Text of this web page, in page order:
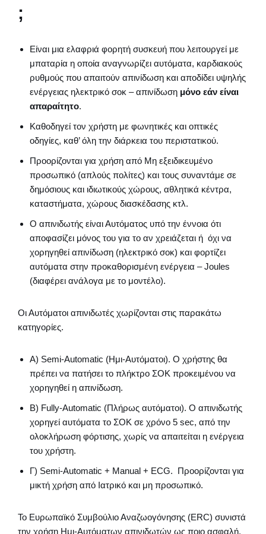
;
Eίναι μια ελαφριά φορητή συσκευή που λειτουργεί με
μπαταρία η οποία αναγνωρίζει αυτόματα, καρδιακούς
ρυθμούς που απαιτούν απινίδωση και αποδίδει υψηλής
ενέργειας ηλεκτρικό σοκ – απινίδωση μόνο εάν είναι
απαραίτητο.
Καθοδηγεί τον χρήστη με φωνητικές και οπτικές
οδηγίες, καθ’ όλη την διάρκεια του περιστατικού.
Προορίζονται για χρήση από Μη εξειδικευμένο
προσωπικό (απλούς πολίτες) και τους συναντάμε σε
δημόσιους και ιδιωτικούς χώρους, αθλητικά κέντρα,
καταστήματα, χώρους διασκέδασης κτλ.
Ο απινιδωτής είναι Αυτόματος υπό την έννοια ότι
αποφασίζει μόνος του για το αν χρειάζεται ή όχι να
χορηγηθεί απινίδωση (ηλεκτρικό σοκ) και φορτίζει
αυτόματα στην προκαθορισμένη ενέργεια – Joules
(διαφέρει ανάλογα με το μοντέλο).
Οι Αυτόματοι απινιδωτές χωρίζονται στις παρακάτω
κατηγορίες.
Α) Semi-Automatic (Ημι-Αυτόματοι). Ο χρήστης θα
πρέπει να πατήσει το πλήκτρο ΣΟΚ προκειμένου να
χορηγηθεί η απινίδωση.
Β) Fully-Automatic (Πλήρως αυτόματοι). Ο απινιδωτής
χορηγεί αυτόματα το ΣΟΚ σε χρόνο 5 sec, από την
ολοκλήρωση φόρτισης, χωρίς να απαιτείται η ενέργεια
του χρήστη.
Γ) Semi-Automatic + Manual + ECG. Προορίζονται για
μικτή χρήση από Ιατρικό και μη προσωπικό.
Το Ευρωπαϊκό Συμβούλιο Αναζωογόνησης (ERC) συνιστά
την χρήση Ημι-Αυτόματων απινιδωτών ως ποιο ασφαλή.